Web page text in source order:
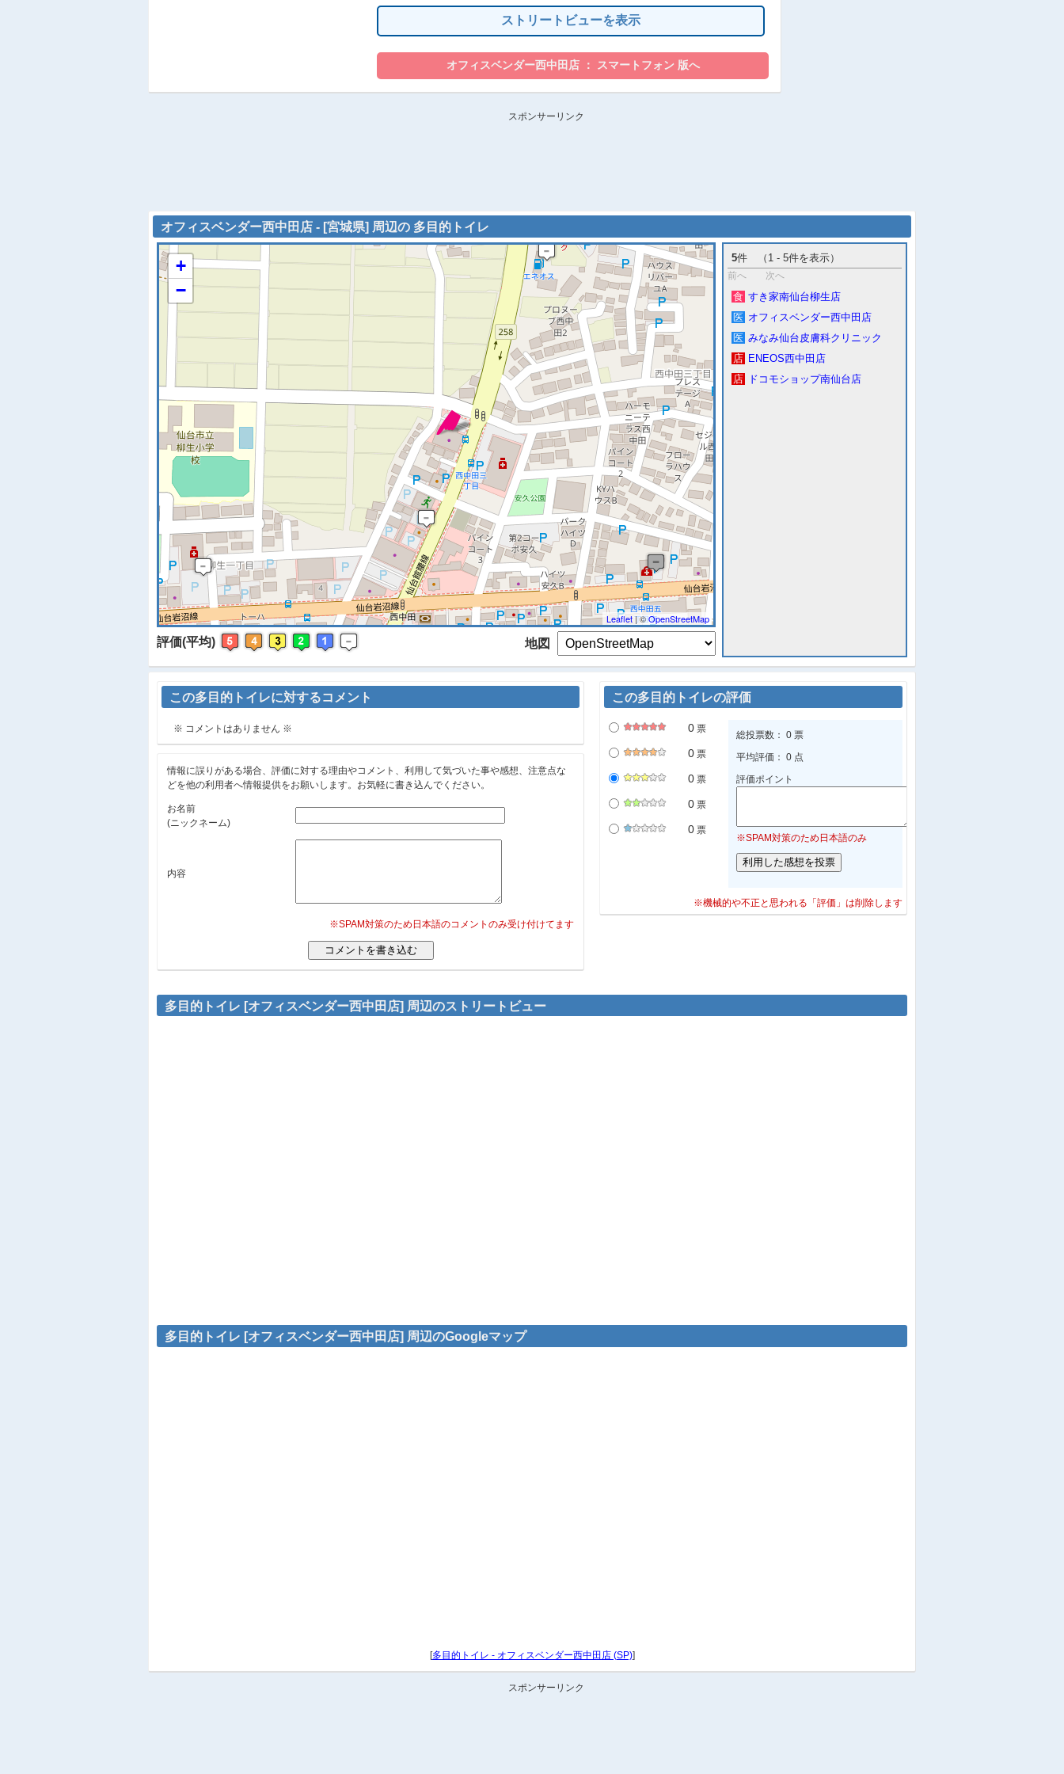
ストリートビューを表示
スポンサーリンク
オフィスベンダー西中田店 - [宮城県] 周辺の 多目的トイレ
※ マップを検索、表示中です ※
+
−
Leaflet| ©OpenStreetMap
評価(平均) 地図
5件 （1 - 5件を表示）
前へ 次へ
食 すき家南仙台柳生店
医 オフィスベンダー西中田店
医 みなみ仙台皮膚科クリニック
店 ENEOS西中田店
店
ドコモショップ南仙台店
この多目的トイレの評価
0 票
0 票
0 票
0 票
0 票
総投票数： 0 票
平均評価： 0 点
評価ポイント
※SPAM対策のため日本語のみ
※機械的や不正と思われる「評価」は削除します
この多目的トイレに対するコメント
※ コメントはありません ※
情報に誤りがある場合、評価に対する理由やコメント、利用して気づいた事や感想、注意点な
どを他の利用者へ情報提供をお願いします。お気軽に書き込んでください。
お名前
(ニックネーム)
内容
※SPAM対策のため日本語のコメントのみ受け付けてます
多目的トイレ [オフィスベンダー西中田店] 周辺のストリートビュー
多目的トイレ [オフィスベンダー西中田店] 周辺のGoogleマップ
[多目的トイレ - オフィスベンダー西中田店 (SP)]
スポンサーリンク